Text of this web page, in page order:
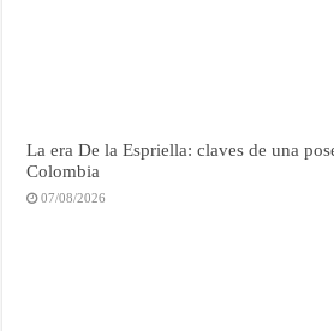
La era De la Espriella: claves de una
Colombia
07/08/2026